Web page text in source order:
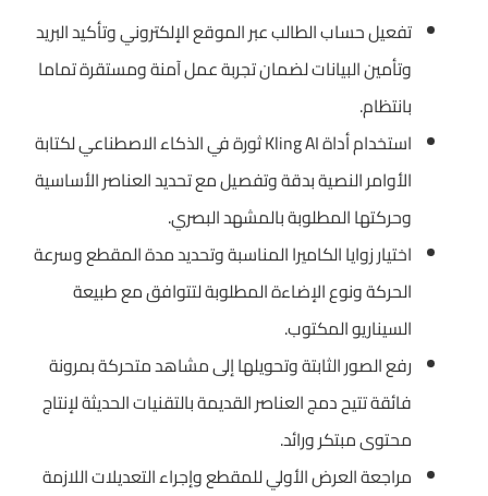
تفعيل حساب الطالب عبر الموقع الإلكتروني وتأكيد البريد
وتأمين البيانات لضمان تجربة عمل آمنة ومستقرة تماما
بانتظام.
استخدام أداة Kling AI ثورة في الذكاء الاصطناعي لكتابة
الأوامر النصية بدقة وتفصيل مع تحديد العناصر الأساسية
وحركتها المطلوبة بالمشهد البصري.
اختيار زوايا الكاميرا المناسبة وتحديد مدة المقطع وسرعة
الحركة ونوع الإضاءة المطلوبة لتتوافق مع طبيعة
السيناريو المكتوب.
رفع الصور الثابتة وتحويلها إلى مشاهد متحركة بمرونة
فائقة تتيح دمج العناصر القديمة بالتقنيات الحديثة لإنتاج
محتوى مبتكر ورائد.
مراجعة العرض الأولي للمقطع وإجراء التعديلات اللازمة